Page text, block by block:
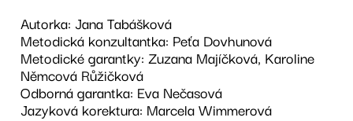
Autorka: Jana Tabášková
Metodická konzultantka: Peťa Dovhunová
Metodické garantky: Zuzana Majíčková, Karoline
Němcová Růžičková
Odborná garantka: Eva Nečasová
Jazyková korektura: Marcela Wimmerová